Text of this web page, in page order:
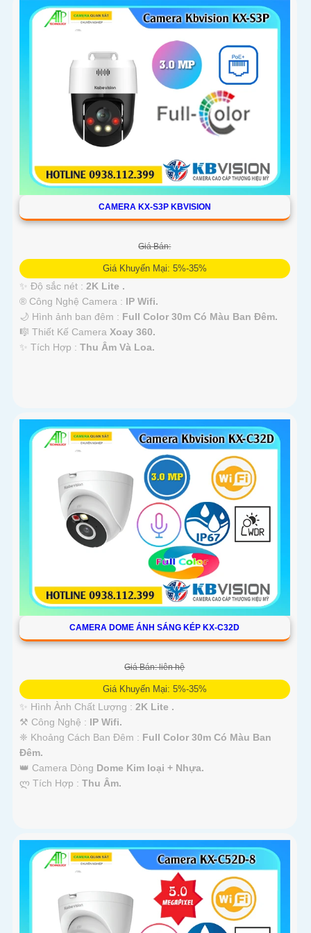
CAMERA KX-S3P KBVISION
Giá Bán:
Giá Khuyến Mại: 5%-35%
✨ Độ sắc nét : 2K Lite .
®️ Công Nghệ Camera : IP Wifi.
🌙 Hình ảnh ban đêm : Full Color 30m Có Màu Ban Ðêm.
🎼️ Thiết Kế Camera Xoay 360.
️✨ Tích Hợp : Thu Âm Và Loa.
CAMERA DOME ÁNH SÁNG KÉP KX-C32D
Giá Bán: liên hệ
Giá Khuyến Mại: 5%-35%
✨ Hình Ành Chất Lượng : 2K Lite .
⚒ Công Nghệ : IP Wifi.
❈ Khoảng Cách Ban Đêm : Full Color 30m Có Màu Ban
Ðêm.
👑 Camera Dòng Dome Kim loại + Nhựa.
️ლ Tích Hợp : Thu Âm.